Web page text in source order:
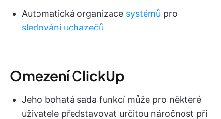
Automatická organizace systémů pro
sledování uchazečů
Omezení ClickUp
Jeho bohatá sada funkcí může pro některé
uživatele představovat určitou náročnost při